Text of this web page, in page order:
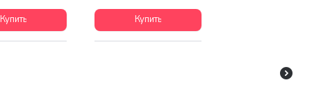
Купить Купить